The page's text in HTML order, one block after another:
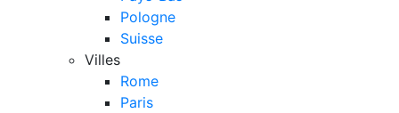
Pologne
Suisse
Villes
Rome
Paris